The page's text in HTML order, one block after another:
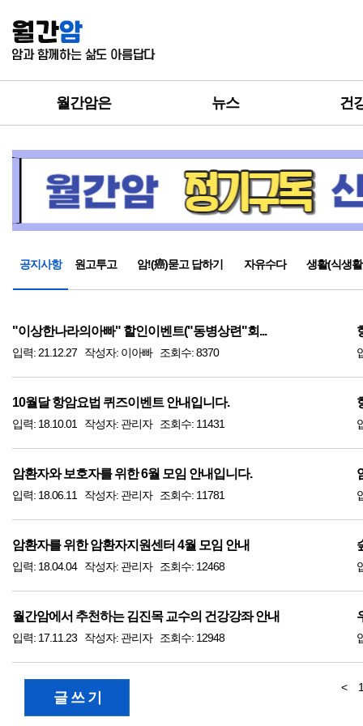
월간암은 뉴스 건
공지사항 원고투고 암!(癌)묻고 답하기 자유수다 생활(식생
"이상한나라의아빠" 할인이벤트("동병상련"회...
입력: 21.12.27 작성자: 이아빠 조회수: 8370
10월달 항암요법 퀴즈이벤트 안내입니다.
입력: 18.10.01 작성자: 관리자 조회수: 11431
암환자와 보호자를 위한 6월 모임 안내입니다.
입력: 18.06.11 작성자: 관리자 조회수: 11781
암환자를 위한 암환자지원센터 4월 모임 안내
입력: 18.04.04 작성자: 관리자 조회수: 12468
월간암에서 추천하는 김진목 교수의 건강강좌 안내
입력: 17.11.23 작성자: 관리자 조회수: 12948
글 쓰 기
<